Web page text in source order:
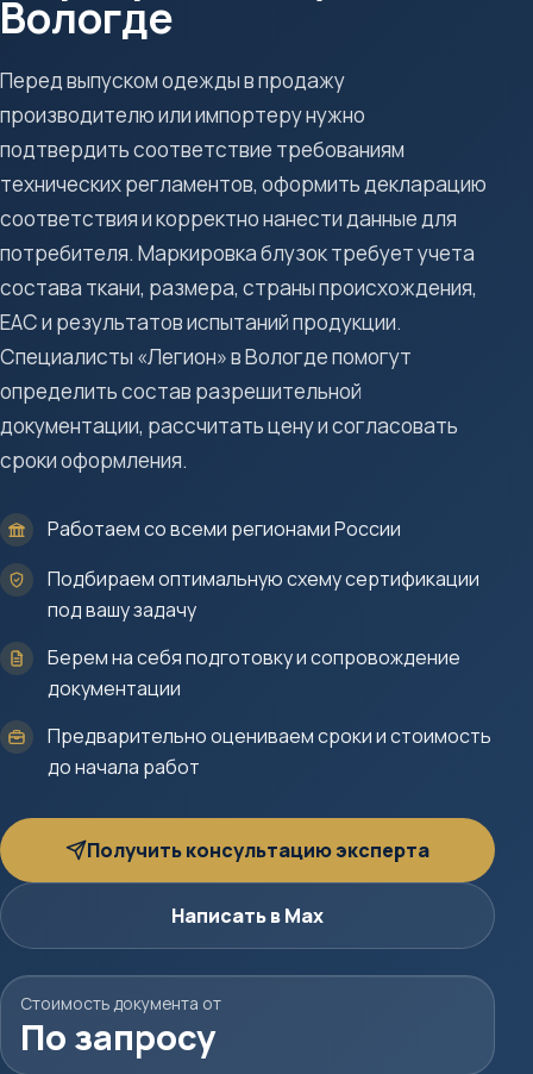
Вологде
Перед выпуском одежды в продажу
производителю или импортеру нужно
подтвердить соответствие требованиям
технических регламентов, оформить декларацию
соответствия и корректно нанести данные для
потребителя. Маркировка блузок требует учета
состава ткани, размера, страны происхождения,
ЕАС и результатов испытаний продукции.
Специалисты «Легион» в Вологде помогут
определить состав разрешительной
документации, рассчитать цену и согласовать
сроки оформления.
Работаем со всеми регионами России
Подбираем оптимальную схему сертификации
под вашу задачу
Берем на себя подготовку и сопровождение
документации
Предварительно оцениваем сроки и стоимость
до начала работ
Получить консультацию эксперта
Написать в Max
Стоимость документа от
По запросу